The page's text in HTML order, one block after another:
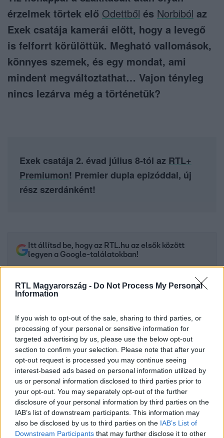
RTL Magyarország - Do Not Process My Personal
Information
If you wish to opt-out of the sale, sharing to third parties, or
processing of your personal or sensitive information for
targeted advertising by us, please use the below opt-out
section to confirm your selection. Please note that after your
opt-out request is processed you may continue seeing
interest-based ads based on personal information utilized by
us or personal information disclosed to third parties prior to
your opt-out. You may separately opt-out of the further
disclosure of your personal information by third parties on the
IAB’s list of downstream participants. This information may
also be disclosed by us to third parties on the IAB’s List of
Downstream Participants that may further disclose it to other
érzelmek törtek elő Odettből és Norbiból az
Exek csatája kamerái előtt, hogy a levegő
is felforrt körülöttük. Megható vallomások,
könnyes szemek, és egy mondat, ami
mindent megváltoztathat… Vajon tényleg
nincs lezárva még a történetük?
Exek csatája 2. évad július 8-tól az RTL+
Premiumon! Premier dupla epizóddal, új
rész szerdánként!
Itt állítsd be, hogy az RTL.hu az elsők között
legyen a Google-találatokban!
Kövess minket, és értesülj a friss hírekről a
Facebookon is!
Követem